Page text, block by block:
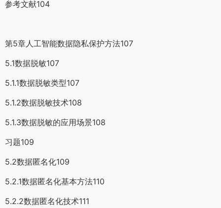
参考文献104
第5章人工智能数据隐私保护方法107
5.1数据脱敏107
5.1.1数据脱敏类型107
5.1.2数据脱敏技术108
5.1.3数据脱敏的应用场景108
习题109
5.2数据匿名化109
5.2.1数据匿名化基本方法110
5.2.2数据匿名化技术111